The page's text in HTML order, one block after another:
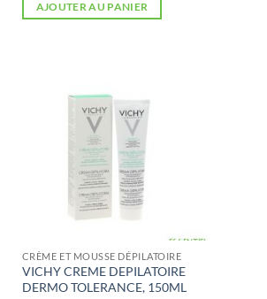
AJOUTER AU PANIER
CRÈME ET MOUSSE DÉPILATOIRE
VICHY CREME DEPILATOIRE
DERMO TOLERANCE, 150ML